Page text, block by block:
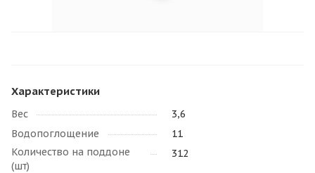
Характеристики
Вес
3,6
Водопоглощение
11
Количество на поддоне
(шт)
312